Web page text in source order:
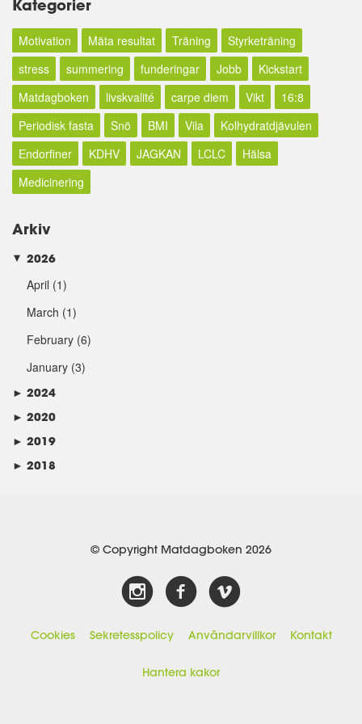
Kategorier
Motivation Mäta resultat Träning
Styrketräning
stress
summering funderingar Jobb
Kickstart
Matdagboken
livskvalité carpe diem Vikt
16:8
Periodisk fasta
Snö BMI Vila
Kolhydratdjävulen
Endorfiner
KDHV JAGKAN LCLC
Hälsa
Medicinering
Arkiv
► 2026
April (1)
March (1)
February (6)
January (3)
► 2024
► 2020
► 2019
► 2018
© Copyright Matdagboken 2026
Cookies Sekretesspolicy Användarvillkor Kontakt
Hantera kakor